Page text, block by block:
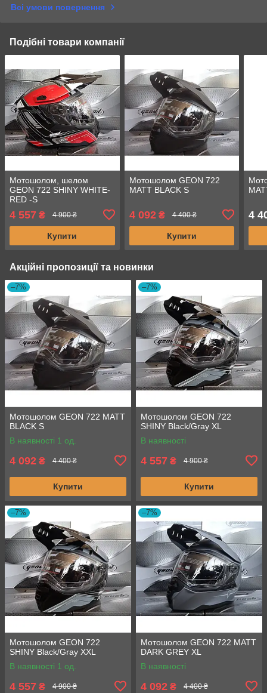
Всі умови повернення
Подібні товари компанії
Мотошолом, шелом
GEON 722 SHINY WHITE-
RED -S
4 557 ₴ 4 900 ₴
Купити
Мотошолом GEON 722
MATT BLACK S
4 092₴ 4 400 ₴
Купити
4
Акційні пропозиції та новинки
–7%
Мотошолом GEON 722 MATT
BLACK S
В наявності 1 од.
4 092 ₴ 4 400 ₴
Купити
–7%
Мотошолом GEON 722
SHINY Black/Gray XL
В наявності
4 557 ₴ 4 900 ₴
Купити
–7%
Мотошолом GEON 722
SHINY Black/Gray XXL
В наявності 1 од.
4 557 ₴ 4 900 ₴
–7%
Мотошолом GEON 722 MATT
DARK GREY XL
В наявності
4 092 ₴ 4 400 ₴